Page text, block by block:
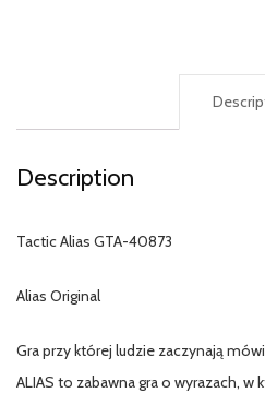
Description
Tactic Alias GTA-40873
Alias Original
Gra przy której ludzie zaczynają
ALIAS to zabawna gra o wyrazach,